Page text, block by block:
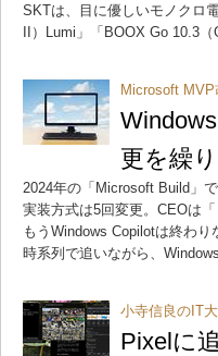
SKTは、目に優しいモノクロ
II）Lumi」「BOOX Go 10.3
Microsoft MVP
更を繰
2024年の「Microsoft Build」
実装方式は5回変更。CEOは
もうWindows Copilotは終わ
時系列で追いながら、
小寺信良のIT大
Pixelに